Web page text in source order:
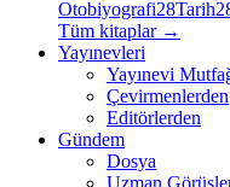
Otobiyografi28Tarih
Tüm kitaplar →
Yayınevleri
Yayınevi
Çevirmenlerden
Editörlerden
Gündem
Dosya
Uzman